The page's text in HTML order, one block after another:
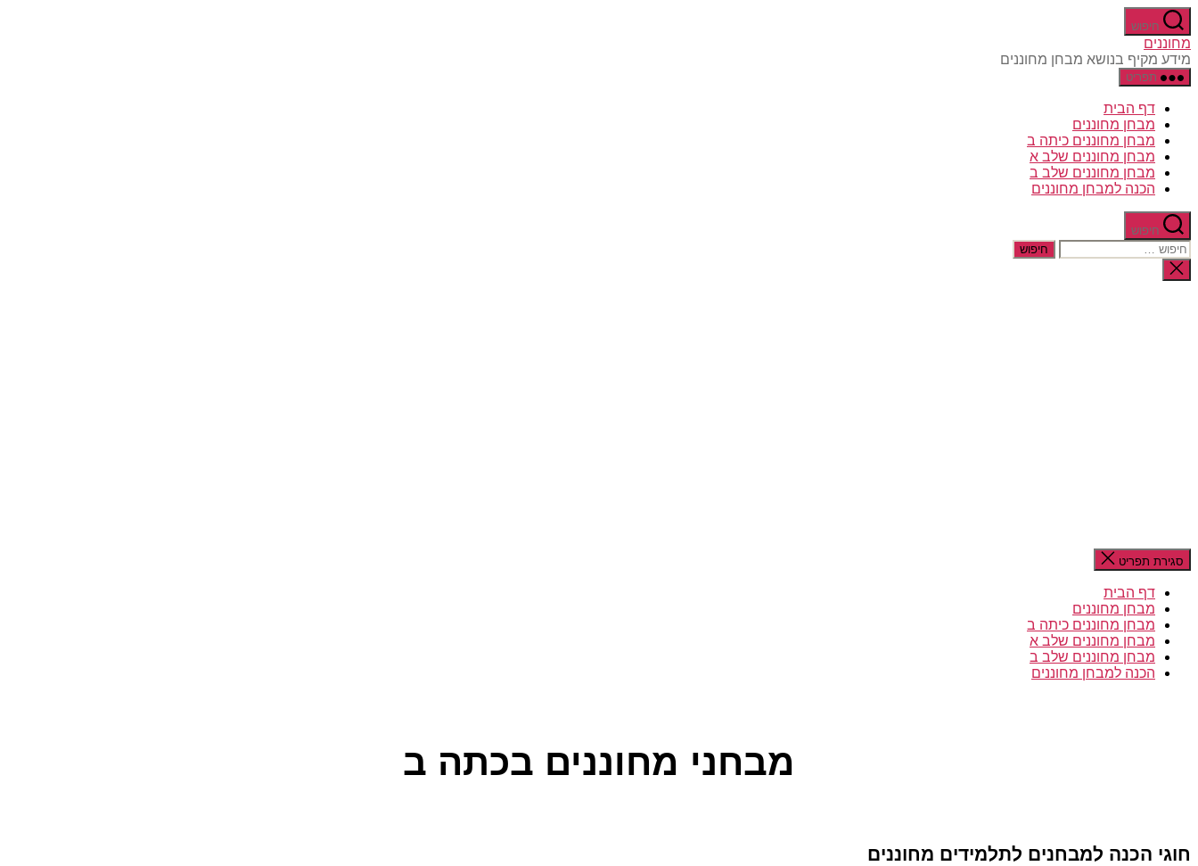
דלג
לתוכן חיפוש
מחוננים
מידע מקיף בנושא מבחן מחוננים
תפריט
דף הבית
מבחן מחוננים
מבחן מחוננים כיתה ב
מבחן מחוננים שלב א
מבחן מחוננים שלב ב
הכנה למבחן מחוננים
חיפוש
חיפוש:
סגירת
החיפוש
סגירת תפריט
דף הבית
מבחן מחוננים
מבחן מחוננים כיתה ב
מבחן מחוננים שלב א
מבחן מחוננים שלב ב
הכנה למבחן מחוננים
מבחני מחוננים בכתה ב
חוגי הכנה למבחנים לתלמידים מחוננים